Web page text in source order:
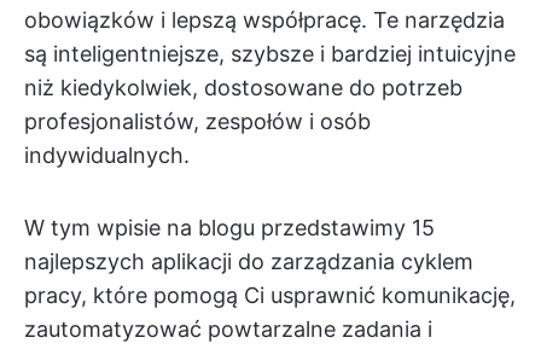
obowiązków i lepszą współpracę. Te narzędzia
są inteligentniejsze, szybsze i bardziej intuicyjne
niż kiedykolwiek, dostosowane do potrzeb
profesjonalistów, zespołów i osób
indywidualnych.
W tym wpisie na blogu przedstawimy 15
najlepszych aplikacji do zarządzania cyklem
pracy, które pomogą Ci usprawnić komunikację,
zautomatyzować powtarzalne zadania i